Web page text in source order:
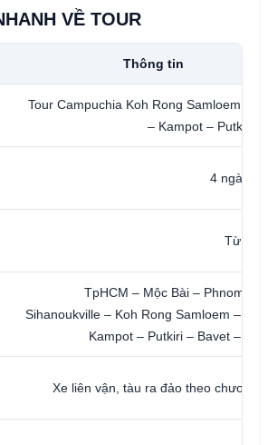
VỀ TOUR
Thông tin
Tour Campuchia Koh Rong Samloem –
– Kampot – Putkiri
4 ngày 3
Từ
TpHCM – Mộc Bài – Phnom
Sihanoukville – Koh Rong Samloem –
Kampot – Putkiri – Bavet –
Xe liên vận, tàu ra đảo theo chương